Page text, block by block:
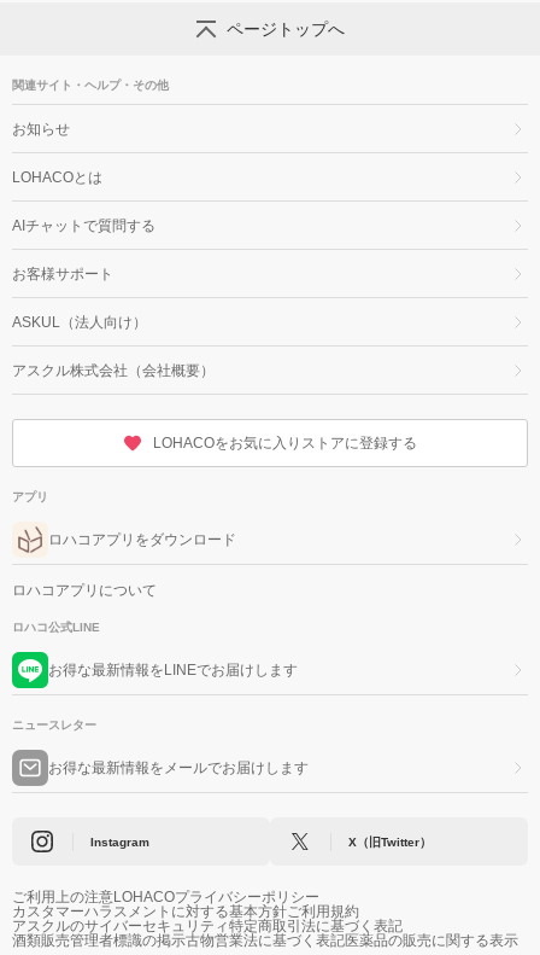
ページトップへ
関連サイト・ヘルプ・その他
お知らせ
LOHACOとは
AIチャットで質問する
お客様サポート
ASKUL（法人向け）
アスクル株式会社（会社概要）
LOHACOをお気に入りストアに登録する
アプリ
ロハコアプリをダウンロード
ロハコアプリについて
ロハコ公式LINE
お得な最新情報をLINEでお届けします
ニュースレター
お得な最新情報をメールでお届けします
Instagram X（旧Twitter）
ご利用上の注意LOHACOプライバシーポリシー
カスタマーハラスメントに対する基本方針ご利用規約
アスクルのサイバーセキュリティ特定商取引法に基づく表記
酒類販売管理者標識の掲示古物営業法に基づく表記医薬品の販売に関する表示